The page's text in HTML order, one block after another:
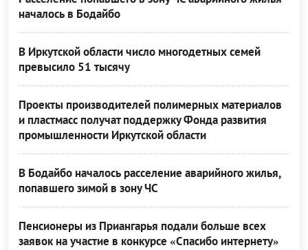
началось в Бодайбо
В Иркутской области число многодетных семей
превысило 51 тысячу
Проекты производителей полимерных материалов
и пластмасс получат поддержку Фонда развития
промышленности Иркутской области
В Бодайбо началось расселение аварийного жилья,
попавшего зимой в зону ЧС
Пенсионеры из Приангарья подали больше всех
заявок на участие в конкурсе «Спасибо интернету»